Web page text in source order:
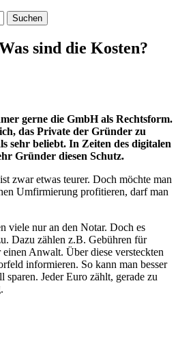
sind die Kosten?
gerne die GmbH als Rechtsform.
das Private der Gründer zu
sehr beliebt. In Zeiten des digitalen
Gründer diesen Schutz.
zwar etwas teurer. Doch möchte man
Umfirmierung profitieren, darf man
viele nur an den Notar. Doch es
Dazu zählen z.B. Gebühren für
Anwalt. Über diese versteckten
informieren. So kann man besser
sparen. Jeder Euro zählt, gerade zu